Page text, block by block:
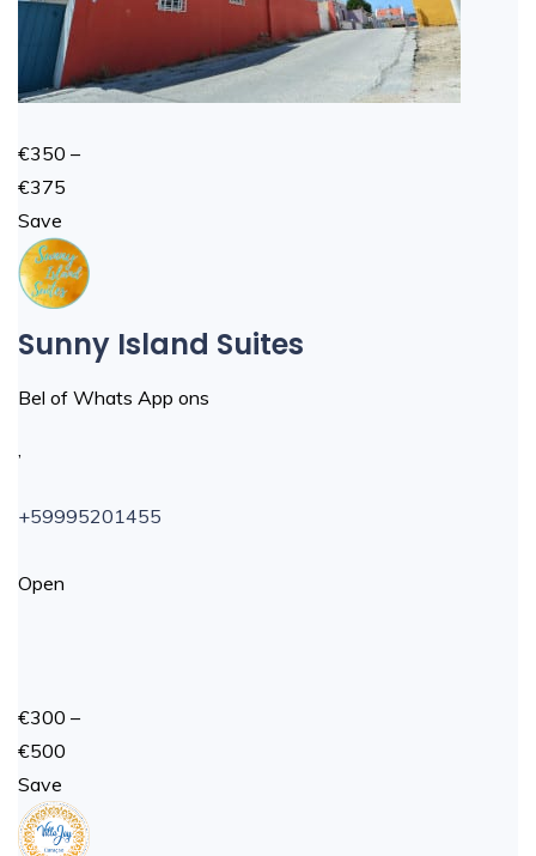
€350 –
€375
Save
Sunny Island Suites
Bel of Whats App ons
+59995201455
Open
€300 –
€500
Save